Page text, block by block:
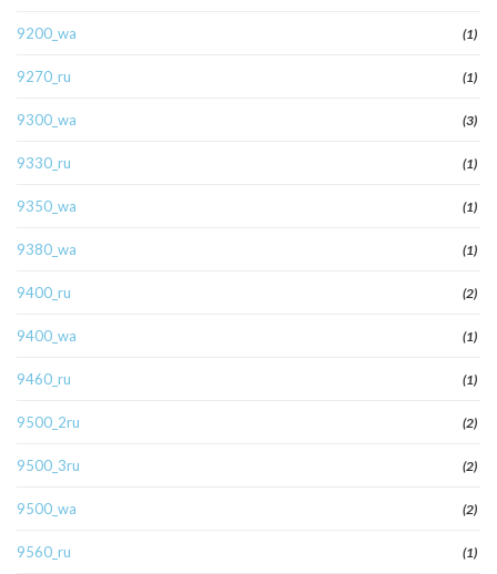
9200_wa (1)
9270_ru (1)
9300_wa (3)
9330_ru (1)
9350_wa (1)
9380_wa (1)
9400_ru (2)
9400_wa (1)
9460_ru (1)
9500_2ru (2)
9500_3ru (2)
9500_wa (2)
9560_ru (1)